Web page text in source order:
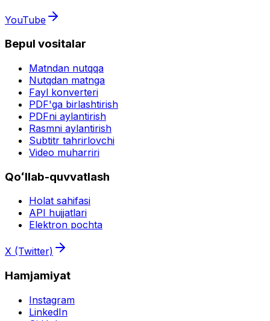
YouTube
Bepul vositalar
Matndan nutqqa
Nutqdan matnga
Fayl konverteri
PDF'ga birlashtirish
PDFni aylantirish
Rasmni aylantirish
Subtitr tahrirlovchi
Video muharriri
Qoʻllab-quvvatlash
Holat sahifasi
API hujjatlari
Elektron pochta
X (Twitter)
Hamjamiyat
Instagram
LinkedIn